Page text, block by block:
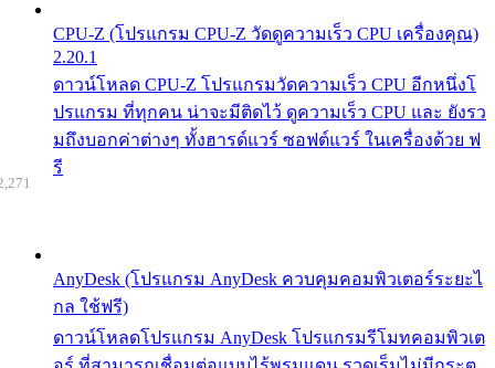
CPU-Z (โปรแกรม CPU-Z วัดดูความเร็ว CPU เครื่องคุณ)
2.20.1
ดาวน์โหลด CPU-Z โปรแกรมวัดความเร็ว CPU อีกหนึ่งโ
ปรแกรม ที่ทุกคน น่าจะมีติดไว้ ดูความเร็ว CPU และ ยังรว
มถึงบอกค่าต่างๆ ทั้งฮารด์แวร์ ซอฟต์แวร์ ในเครื่องด้วย ฟ
รี
AnyDesk (โปรแกรม AnyDesk ควบคุมคอมพิวเตอร์ระยะไ
กล ใช้ฟรี)
ดาวน์โหลดโปรแกรม AnyDesk โปรแกรมรีโมทคอมพิวเต